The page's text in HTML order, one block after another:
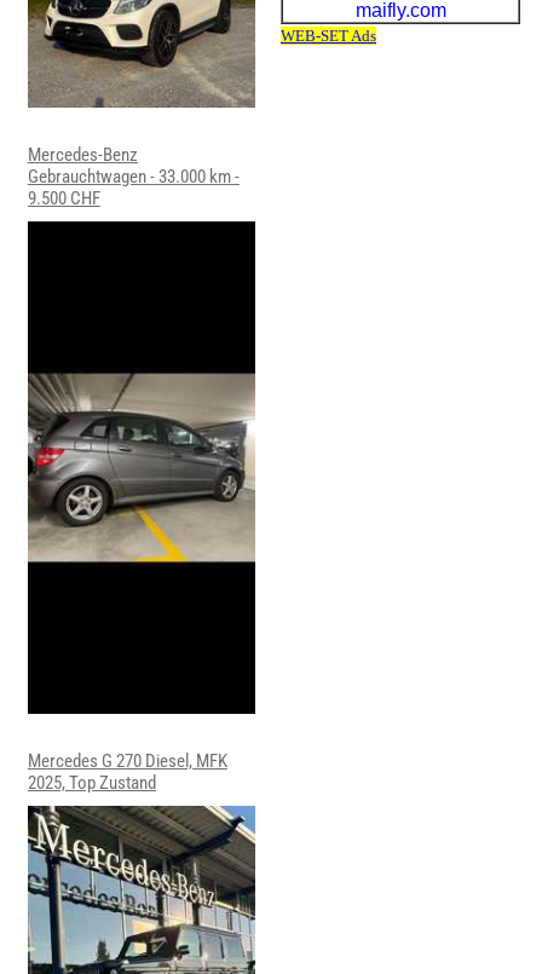
Mercedes-Benz
Gebrauchtwagen - 33.000 km -
9.500 CHF
Mercedes G 270 Diesel, MFK
2025, Top Zustand